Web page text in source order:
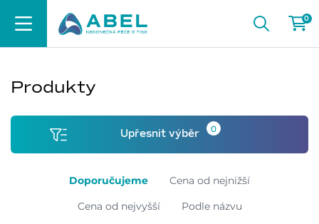
0
Produkty
Upřesnit výběr 0
Doporučujeme
Cena od nejnižší
Cena od nejvyšší
Podle názvu